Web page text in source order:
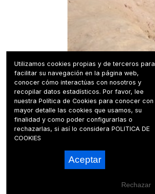
Utilizamos cookies propias y de terceros para
facilitar su navegación en la página web,
conocer cómo interactúas con nosotros y
recopilar datos estadísticos. Por favor, lee
nuestra Política de Cookies para conocer con
mayor detalle las cookies que usamos, su
finalidad y como poder configurarlas o
rechazarlas, si así lo consideraPOLITICA DE
COOKIES
Aceptar
Rechazar